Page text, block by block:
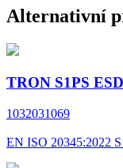
Alternativní
TRON S1PS
1032031069
EN ISO 20345:2022